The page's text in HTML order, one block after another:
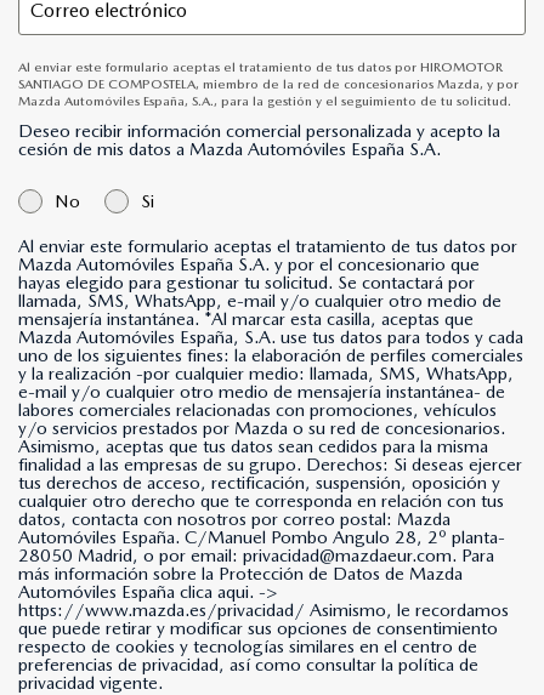
Al enviar este formulario aceptas el tratamiento de tus datos por HIROMOTOR
SANTIAGO DE COMPOSTELA, miembro de la red de concesionarios Mazda, y por
Mazda Automóviles España, S.A., para la gestión y el seguimiento de tu solicitud.
Deseo recibir información comercial personalizada y acepto la
cesión de mis datos a Mazda Automóviles España S.A.
No Si
Al enviar este formulario aceptas el tratamiento de tus datos por
Mazda Automóviles España S.A. y por el concesionario que
hayas elegido para gestionar tu solicitud. Se contactará por
llamada, SMS, WhatsApp, e-mail y/o cualquier otro medio de
mensajería instantánea. *Al marcar esta casilla, aceptas que
Mazda Automóviles España, S.A. use tus datos para todos y cada
uno de los siguientes fines: la elaboración de perfiles comerciales
y la realización -por cualquier medio: llamada, SMS, WhatsApp,
e-mail y/o cualquier otro medio de mensajería instantánea- de
labores comerciales relacionadas con promociones, vehículos
y/o servicios prestados por Mazda o su red de concesionarios.
Asimismo, aceptas que tus datos sean cedidos para la misma
finalidad a las empresas de su grupo. Derechos: Si deseas ejercer
tus derechos de acceso, rectificación, suspensión, oposición y
cualquier otro derecho que te corresponda en relación con tus
datos, contacta con nosotros por correo postal: Mazda
Automóviles España. C/Manuel Pombo Angulo 28, 2º planta-
28050 Madrid, o por email: privacidad@mazdaeur.com. Para
más información sobre la Protección de Datos de Mazda
Automóviles España clica aqui. ->
https://www.mazda.es/privacidad/
que puede retirar y modificar sus opciones de consentimiento
respecto de cookies y tecnologías similares en el centro de
preferencias de privacidad, así como consultar la política de
privacidad vigente.